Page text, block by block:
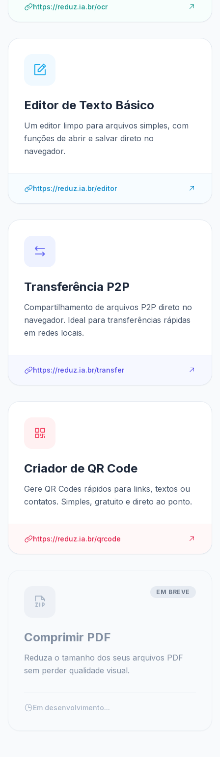
https://reduz.ia.br/ocr
Editor de Texto Básico
Um editor limpo para arquivos simples, com
funções de abrir e salvar direto no
navegador.
https://reduz.ia.br/editor
Transferência P2P
Compartilhamento de arquivos P2P direto no
navegador. Ideal para transferências rápidas
em redes locais.
https://reduz.ia.br/transfer
Criador de QR Code
Gere QR Codes rápidos para links, textos ou
contatos. Simples, gratuito e direto ao ponto.
https://reduz.ia.br/qrcode
EM BREVE
Comprimir PDF
Reduza o tamanho dos seus arquivos PDF
sem perder qualidade visual.
Em desenvolvimento...